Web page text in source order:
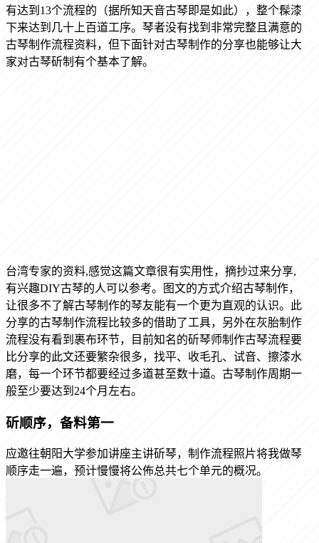
有达到13个流程的（据所知天音古琴即是如此），整个髹漆
下来达到几十上百道工序。琴者没有找到非常完整且满意的
古琴制作流程资料，但下面针对古琴制作的分享也能够让大
家对古琴斫制有个基本了解。
台湾专家的资料,感觉这篇文章很有实用性，摘抄过来分享,
有兴趣DIY古琴的人可以参考。图文的方式介绍古琴制作，
让很多不了解古琴制作的琴友能有一个更为直观的认识。此
分享的古琴制作流程比较多的借助了工具，另外在灰胎制作
流程没有看到裹布环节，目前知名的斫琴师制作古琴流程要
比分享的此文还要繁杂很多，找平、收毛孔、试音、擦漆水
磨，每一个环节都要经过多道甚至数十道。古琴制作周期一
般至少要达到24个月左右。
斫顺序，备料第一
应邀往朝阳大学参加讲座主讲斫琴，制作流程照片将我做琴
顺序走一遍，预计慢慢将公佈总共七个单元的概况。